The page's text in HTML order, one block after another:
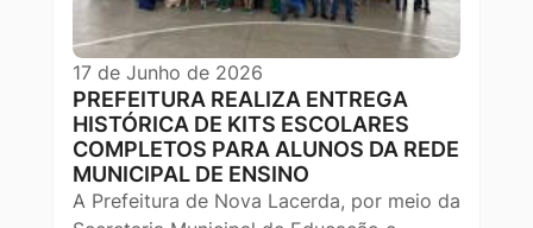
17 de Junho de 2026
PREFEITURA REALIZA ENTREGA
HISTÓRICA DE KITS ESCOLARES
COMPLETOS PARA ALUNOS DA REDE
MUNICIPAL DE ENSINO
A Prefeitura de Nova Lacerda, por meio da